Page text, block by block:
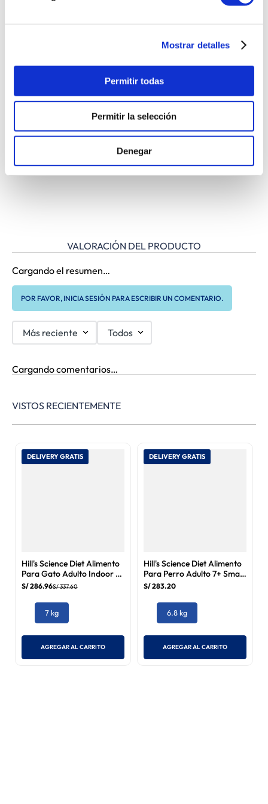
Mostrar detalles
Permitir todas
Permitir la selección
Denegar
para aquellos que prefieren texturas más suaves y
palatables, sin cambiar su formulación y elaboración
como alimento medicado.
La línea de alimento húmedo de Hill’s Prescription Diet
brinda los mismos beneficios que en su alimento seco, con
la cualidad de que vienen en presentaciones de deliciosos
patés de suave textura.
VALORACIÓN DEL PRODUCTO
Cargando el resumen…
POR FAVOR, INICIA SESIÓN PARA ESCRIBIR UN COMENTARIO.
Más reciente Todos
Cargando comentarios…
VISTOS RECIENTEMENTE
DELIVERY GRATIS
Hill's Science Diet Alimento
Para Gato Adulto Indoor 7
kg
S/286.96S/337.60
7 kg
AGREGAR AL CARRITO
DELIVERY GRATIS
Hill's Science Diet Alimento
Para Perro Adulto 7+ Small
Bites Pollo 6.8 kg
S/283.20
6.8 kg
AGREGAR AL CARRITO